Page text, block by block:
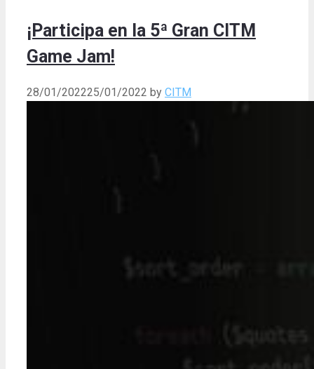
¡Participa en la 5ª Gran CITM
Game Jam!
28/01/202225/01/2022 by CITM